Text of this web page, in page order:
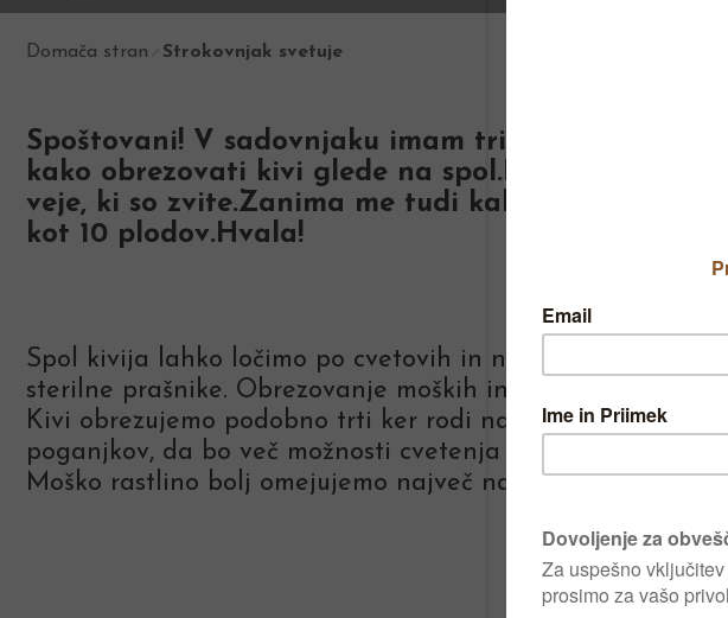
Domača stran Strokovnjak svetuje
Spoštovani! V sadovnjaku imam tri sadike
kako obrezovati kivi glede na spol.Kolikor
veje, ki so zvite.Zanima me tudi kako obrezovati
kot 10 plodov.Hvala!
Spol kivija lahko ločimo po cvetovih in ne po rasti. Moški
sterilne prašnike. Obrezovanje moških in ženskih rastlin se
Kivi obrezujemo podobno trti ker rodi na enoletnih
poganjkov, da bo več možnosti cvetenja zato pustimo tudi
Moško rastlino bolj omejujemo največ na 2- 6 očes.